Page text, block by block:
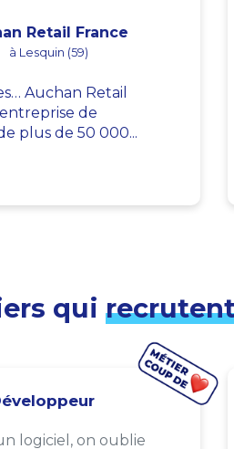
Retail France
à Lesquin (59)
Auchan Retail
de
plus de 50 000...
qui
logiciel, on oublie